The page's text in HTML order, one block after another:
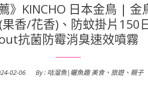
》KINCHO 日本金鳥 | 金
香/花香)、防蚊掛片150
抗菌防霉消臭速效噴霧
02-06 By : 咕溜魚|曬魚趣 美食、旅遊、親子